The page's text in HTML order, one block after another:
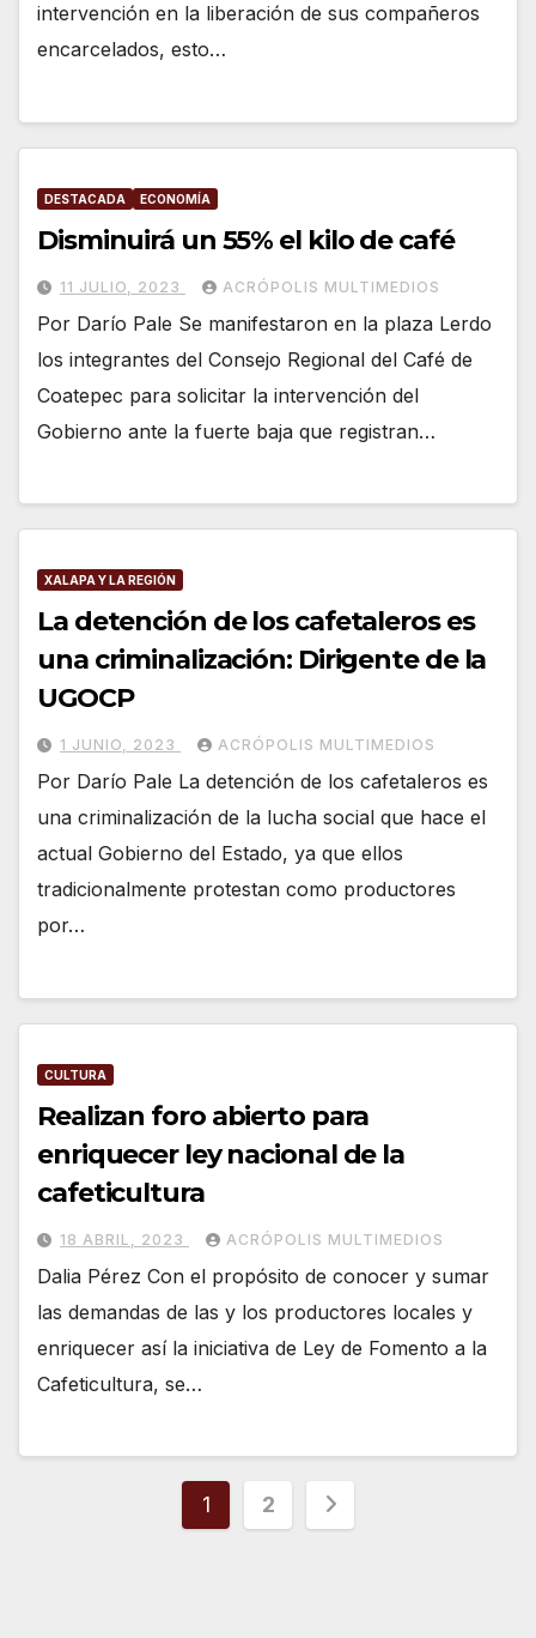
intervención en la liberación de sus compañeros
encarcelados, esto…
DESTACADA ECONOMÍA
Disminuirá un 55% el kilo de café
11 JULIO, 2023 ACRÓPOLIS MULTIMEDIOS
Por Darío Pale Se manifestaron en la plaza Lerdo
los integrantes del Consejo Regional del Café de
Coatepec para solicitar la intervención del
Gobierno ante la fuerte baja que registran…
XALAPA Y LA REGIÓN
La detención de los cafetaleros es
una criminalización: Dirigente de la
UGOCP
1 JUNIO, 2023 ACRÓPOLIS MULTIMEDIOS
Por Darío Pale La detención de los cafetaleros es
una criminalización de la lucha social que hace el
actual Gobierno del Estado, ya que ellos
tradicionalmente protestan como productores
por…
CULTURA
Realizan foro abierto para
enriquecer ley nacional de la
cafeticultura
18 ABRIL, 2023 ACRÓPOLIS MULTIMEDIOS
Dalia Pérez Con el propósito de conocer y sumar
las demandas de las y los productores locales y
enriquecer así la iniciativa de Ley de Fomento a la
Cafeticultura, se…
Paginación
1 2